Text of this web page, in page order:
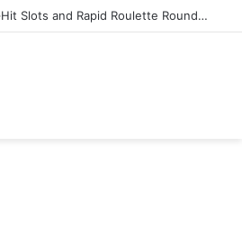
Spinit Casino: Quick‑Hit Slots and Rapid Roulette Rounds for the Modern Gamer